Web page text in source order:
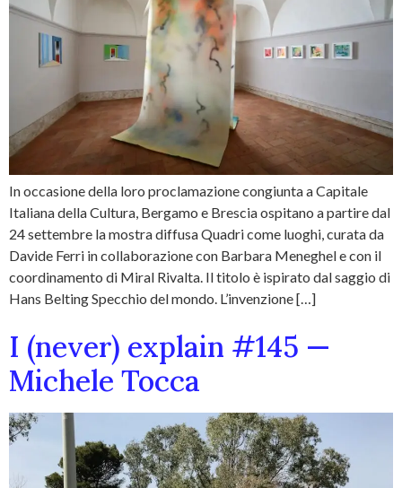
In occasione della loro proclamazione congiunta a Capitale
Italiana della Cultura, Bergamo e Brescia ospitano a partire dal
24 settembre la mostra diffusa Quadri come luoghi, curata da
Davide Ferri in collaborazione con Barbara Meneghel e con il
coordinamento di Miral Rivalta. Il titolo è ispirato dal saggio di
Hans Belting Specchio del mondo. L’invenzione […]
I (never) explain #145 —
Michele Tocca